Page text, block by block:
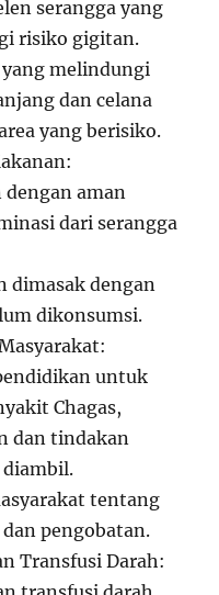
serangga yang
risiko gigitan.
melindungi
dan celana
yang berisiko.
dengan aman
dari serangga
dimasak dengan
dikonsumsi.
untuk
Chagas,
dan tindakan
diambil.
tentang
pengobatan.
Transfusi Darah: